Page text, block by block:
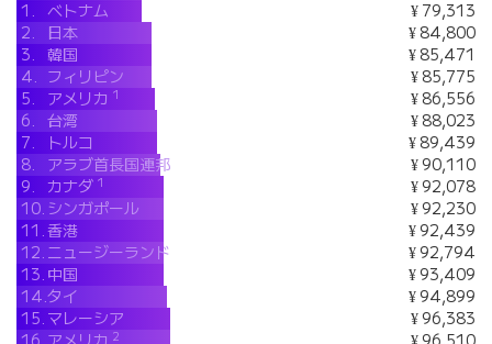
1. ベトナム
¥ 79,313
2.
日本
¥ 84,800
3.
韓国
¥ 85,471
4.
フィリピン
¥ 85,775
5.
アメリカ 1
¥ 86,556
6.
台湾
¥ 88,023
7.
トルコ
¥ 89,439
8.
アラブ首長国連邦
¥ 90,110
9.
カナダ 1
¥ 92,078
10. シンガポール
¥ 92,230
11.香港
¥ 92,439
12. ニュージーランド
¥ 92,794
13. 中国
¥ 93,409
14.タイ
¥ 94,899
15. マレーシア
¥ 96,383
2